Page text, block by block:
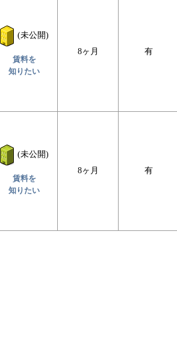
(未公開)
賃料を
知りたい
8ヶ月 有
(未公開)
賃料を
知りたい
8ヶ月 有